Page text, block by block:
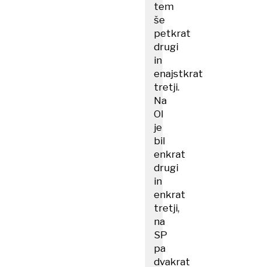
tem
še
petkrat
drugi
in
enajstkrat
tretji.
Na
OI
je
bil
enkrat
drugi
in
enkrat
tretji,
na
SP
pa
dvakrat